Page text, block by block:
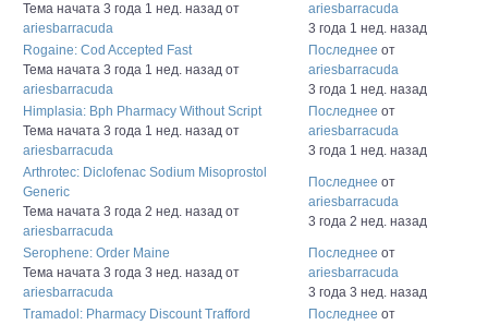
Тема начата 3 года 1 нед. назад от
ariesbarracuda
ariesbarracuda
3 года 1 нед. назад
Rogaine: Cod Accepted Fast
Тема начата 3 года 1 нед. назад от
ariesbarracuda
Последнее от
ariesbarracuda
3 года 1 нед. назад
Himplasia: Bph Pharmacy Without Script
Тема начата 3 года 1 нед. назад от
ariesbarracuda
Последнее от
ariesbarracuda
3 года 1 нед. назад
Arthrotec: Diclofenac Sodium Misoprostol
Generic
Тема начата 3 года 2 нед. назад от
ariesbarracuda
Последнее от
ariesbarracuda
3 года 2 нед. назад
Serophene: Order Maine
Тема начата 3 года 3 нед. назад от
ariesbarracuda
Последнее от
ariesbarracuda
3 года 3 нед. назад
Tramadol: Pharmacy Discount Trafford
Последнее от